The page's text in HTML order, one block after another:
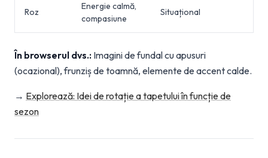
Roz
Energie calmă,
compasiune
Situațional
În browserul dvs.: Imagini de fundal cu apusuri
(ocazional), frunziș de toamnă, elemente de accent calde.
→ Explorează: Idei de rotație a tapetului în funcție de
sezon